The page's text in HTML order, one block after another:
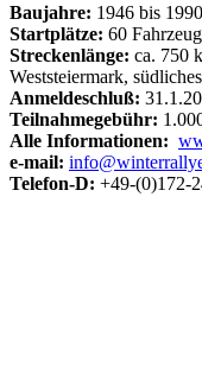
Baujahre: 1946 bis
Startplätze: 60
Streckenlänge: ca. 750
Weststeiermark,
Anmeldeschluß:
Teilnahmegebühr:
Alle Informationen:
e-mail:
Telefon-D: +49-(0)172-